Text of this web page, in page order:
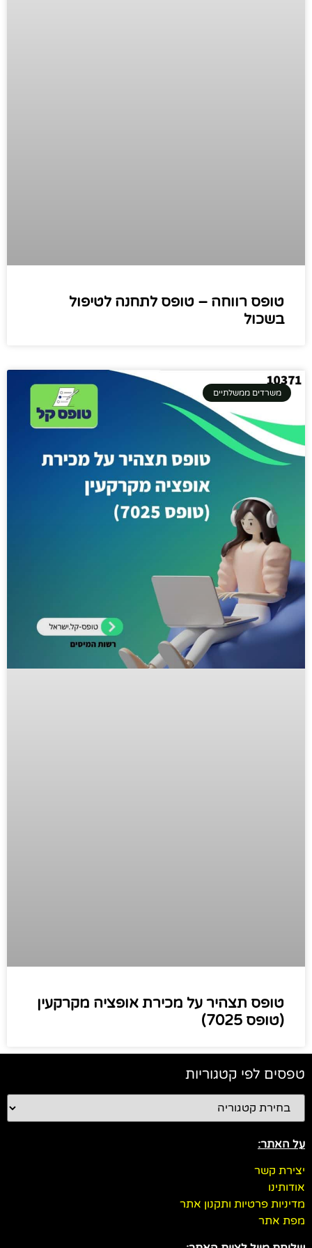
טופס רווחה – טופס לתחנה לטיפול
בשכול
משרדים ממשלתיים
טופס תצהיר על מכירת אופציה מקרקעין
(טופס 7025)
טפסים לפי קטגוריות
על האתר:
יצירת קשר
אודותינו
מדיניות פרטיות ותקנון אתר
מפת אתר